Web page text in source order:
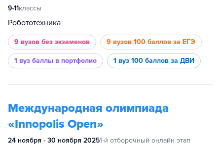
9-11классы
Робототехника
9 вузов без экзаменов 9 вузов 100 баллов за ЕГЭ
1 вуз баллы в портфолио 1 вуз 100 баллов за ДВИ
Международная олимпиада
«Innopolis Open»
24 ноября - 30 ноября 20251-й отборочный онлайн этап